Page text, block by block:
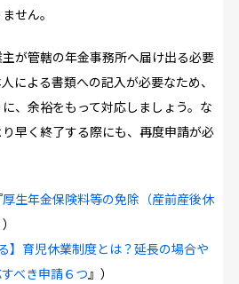
せん。
が管轄の年金事務所へ届け出る必要
による書類への記入が必要なため、
、余裕をもって対応しましょう。な
早く終了する際にも、再度申請が必
厚生年金保険料等の免除（産前産後休
】育児休業制度とは？延長の場合や
べき申請６つ』）